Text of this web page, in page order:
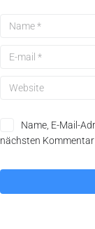
Name, E-Mail-
nächsten